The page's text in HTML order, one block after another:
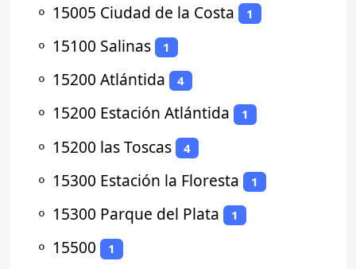
⚬ 15005 Ciudad de la Costa 1
⚬ 15100 Salinas 1
⚬ 15200 Atlántida 4
⚬ 15200 Estación Atlántida 1
⚬ 15200 las Toscas 4
⚬ 15300 Estación la Floresta 1
⚬ 15300 Parque del Plata 1
⚬ 15500 1